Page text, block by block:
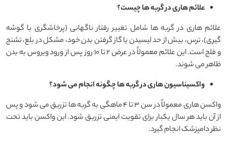
علائم هاری در گربه ها چیست؟
علائم هاری در گربه ها شامل تغییر رفتار ناگهانی (پرخاشگری یا گوشه
گیری)، ترس، بیش از حد لیسیدن یا گاز گرفتن بدن خود، مشکل در بلع، تشنج
و فلج است. این علائم معمولاً در عرض ۲ تا ۱۰ روز پس از ورود ویروس به بدن
ظاهر می شوند.
واکسیناسیون هاری در گربه ها چگونه انجام می شود؟
واکسن هاری معمولاً در سن ۳ تا ۴ ماهگی به گربه ها تزریق می شود و پس
از آن باید هر سال یکبار برای تقویت ایمنی تزریق شود. این واکسن باید تحت
نظر دامپزشک انجام گیرد.